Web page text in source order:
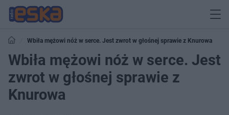
Wbiła mężowi nóż w serce. Jest zwrot w głośnej sprawie z Knurowa
Wbiła mężowi nóż w serce. Jest
zwrot w głośnej sprawie z
Knurowa